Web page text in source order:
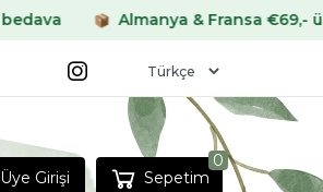
Almanya & Fransa €69,- üstü
Üye Girişi Sepetim
0